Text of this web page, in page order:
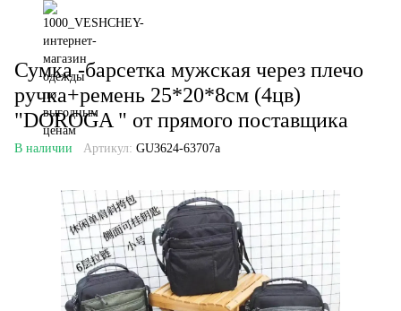
Сумка -барсетка мужская через плечо
ручка+ремень 25*20*8см (4цв)
"DOROGA " от прямого поставщика
В наличии Артикул: GU3624-63707a